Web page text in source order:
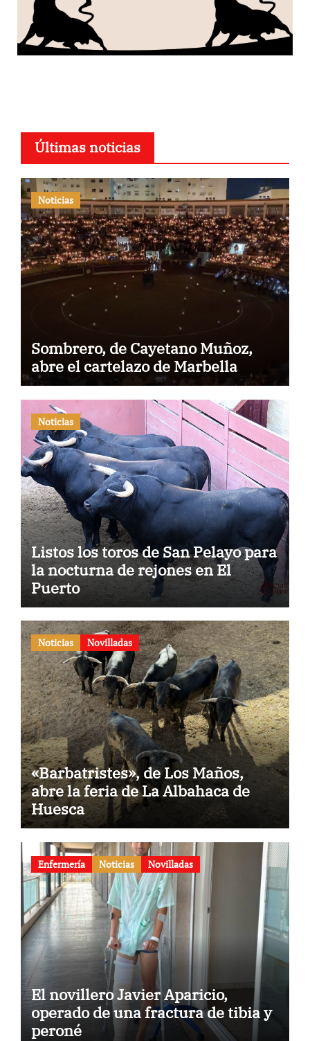
Últimas noticias
Noticias
Sombrero, de Cayetano Muñoz,
abre el cartelazo de Marbella
Noticias
Listos los toros de San Pelayo para
la nocturna de rejones en El
Puerto
Noticias Novilladas
«Barbatristes», de Los Maños,
abre la feria de La Albahaca de
Huesca
Enfermería Noticias Novilladas
El novillero Javier Aparicio,
operado de una fractura de tibia y
peroné